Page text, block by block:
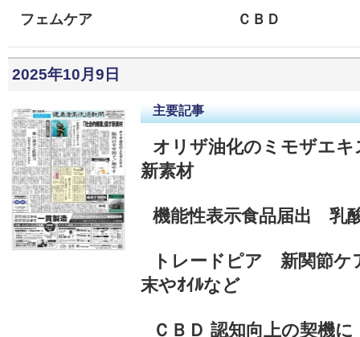
フェムケア ＣＢＤ
2025年10月9日
主要記事
オリザ油化のミモザエ
新素材
機能性表示食品届出 乳
トレードピア 新関節
末やｵｲﾙなど
ＣＢＤ 認知向上の契機